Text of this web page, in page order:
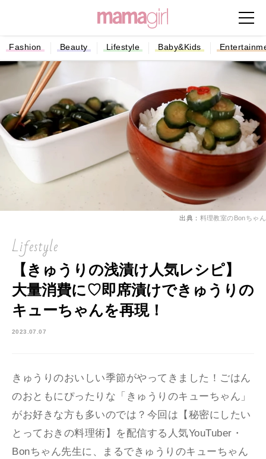
Fashion Beauty Lifestyle Baby&Kids
出典： 料理教室のBonちゃん
Lifestyle
【きゅうりの浅漬け人気レシピ】
大量消費に♡即席漬けできゅうりの
キューちゃんを再現！
2023.07.07
きゅうりのおいしい季節がやってきました！ごはん
のおともにぴったりな「きゅうりのキューちゃん」
がお好きな方も多いのでは？今回は【秘密にしたい
とっておきの料理術】を配信する人気YouTuber・
Bonちゃん先生に、まるできゅうりのキューちゃん